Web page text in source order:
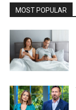
MOST POPULAR